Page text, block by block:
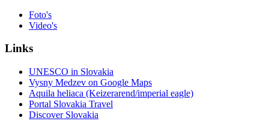
Foto's
Video's
Links
UNESCO in Slovakia
Vysny Medzev on Google Maps
Aquila heliaca (Keizerarend/imperial eagle)
Portal Slovakia Travel
Discover Slovakia